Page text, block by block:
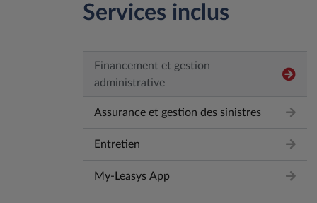
Services inclus
Financement et gestion
administrative
Assurance et gestion des sinistres
Entretien
My-Leasys App